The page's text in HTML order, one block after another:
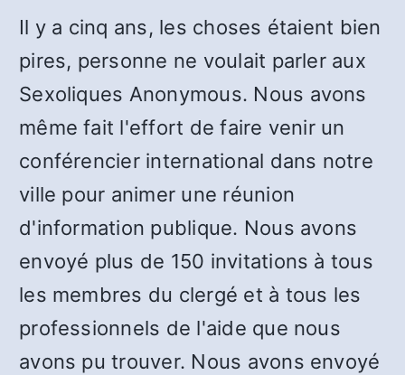
Il y a cinq ans, les choses étaient bien
pires, personne ne voulait parler aux
Sexoliques Anonymous. Nous avons
même fait l'effort de faire venir un
conférencier international dans notre
ville pour animer une réunion
d'information publique. Nous avons
envoyé plus de 150 invitations à tous
les membres du clergé et à tous les
professionnels de l'aide que nous
avons pu trouver. Nous avons envoyé